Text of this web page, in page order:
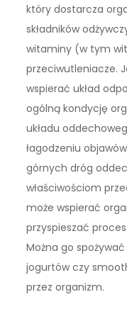
który dostarcza
składników
witaminy (w tym
przeciwutleniacze.
wspierać układ
ogólną kondycję
układu
łagodzeniu
górnych dróg
właściwościom
może wspierać
przyspieszać
Można go
jogurtów czy
przez organizm.